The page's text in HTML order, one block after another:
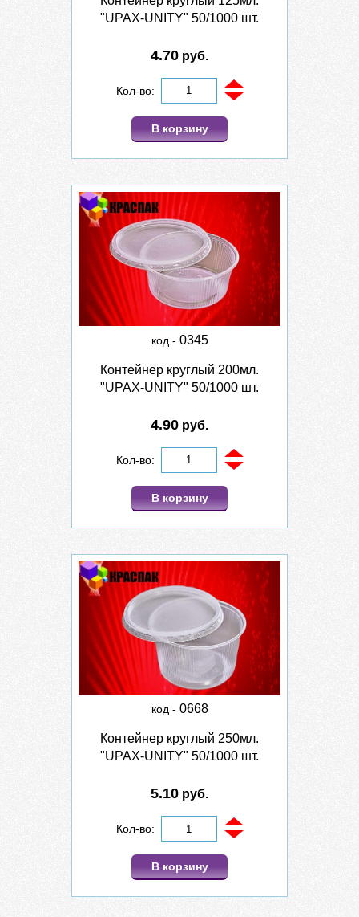
"UPAX-UNITY" 50/1000 шт.
4.70 руб.
Кол-во:
В корзину
код - 0345
Контейнер круглый 200мл.
"UPAX-UNITY" 50/1000 шт.
4.90 руб.
Кол-во:
В корзину
код - 0668
Контейнер круглый 250мл.
"UPAX-UNITY" 50/1000 шт.
5.10 руб.
Кол-во:
В корзину